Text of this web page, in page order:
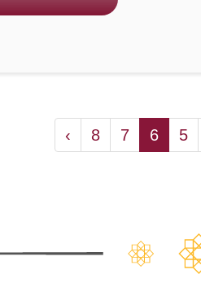
5
6
7
8
›